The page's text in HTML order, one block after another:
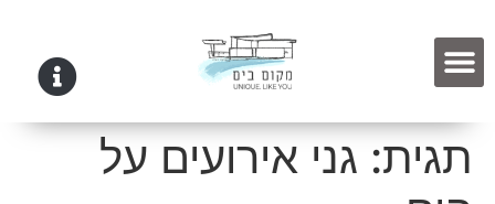
תגית: גני אירועים על